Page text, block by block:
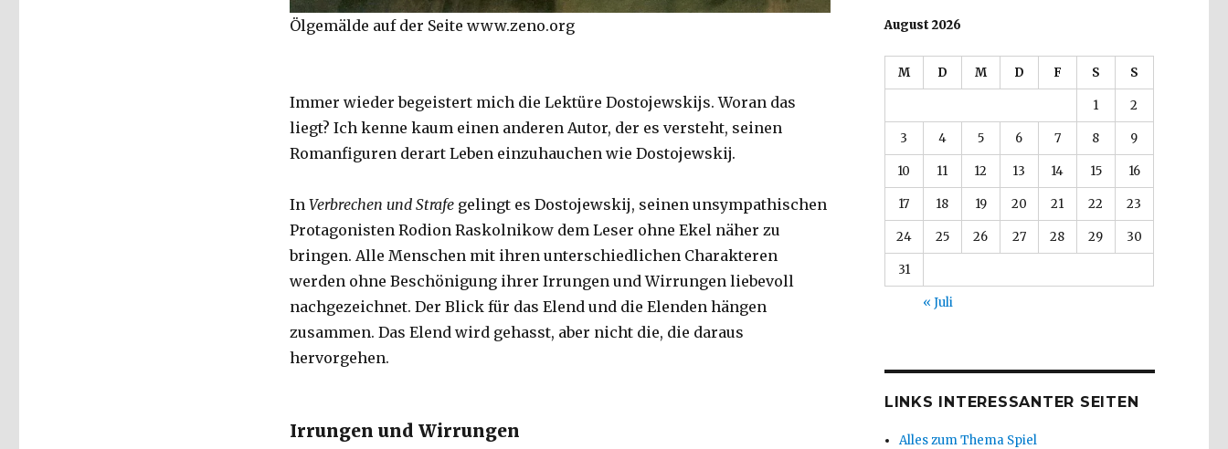
Ölgemälde auf der Seite www.zeno.org
Immer wieder begeistert mich die Lektüre Dostojewskijs. Woran das
liegt? Ich kenne kaum einen anderen Autor, der es versteht, seinen
Romanfiguren derart Leben einzuhauchen wie Dostojewskij.
In Verbrechen und Strafegelingt es Dostojewskij, seinen unsympathischen
Protagonisten Rodion Raskolnikow dem Leser ohne Ekel näher zu
bringen. Alle Menschen mit ihren unterschiedlichen Charakteren
werden ohne Beschönigung ihrer Irrungen und Wirrungen liebevoll
nachgezeichnet. Der Blick für das Elend und die Elenden hängen
zusammen. Das Elend wird gehasst, aber nicht die, die daraus
hervorgehen.
Irrungen und Wirrungen
August 2026
M D M D F S S
1 2
3 4 5 6 7 8 9
10 11 12 13 14 15 16
17 18 19 20 21 22 23
24 25 26 27 28 29 30
31
« Juli
LINKS INTERESSANTER SEITEN
Alles zum Thema Spiel